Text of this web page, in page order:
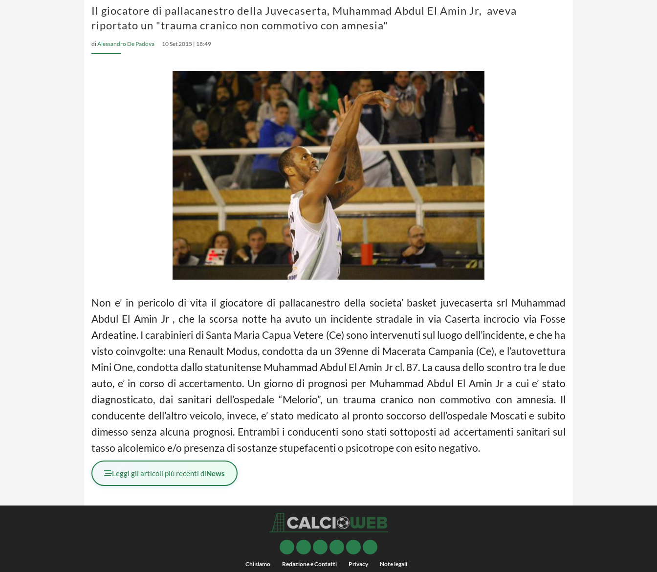
Il giocatore di pallacanestro della Juvecaserta, Muhammad Abdul El Amin Jr, aveva
riportato un "trauma cranico non commotivo con amnesia"
diAlessandro De Padova 10 Set 2015 | 18:49
Non e’ in pericolo di vita il giocatore di pallacanestro della societa’ basket juvecaserta srl Muhammad
Abdul El Amin Jr , che la scorsa notte ha avuto un incidente stradale in via Caserta incrocio via Fosse
Ardeatine. I carabinieri di Santa Maria Capua Vetere (Ce) sono intervenuti sul luogo dell’incidente, e che ha
visto coinvgolte: una Renault Modus, condotta da un 39enne di Macerata Campania (Ce), e l’autovettura
Mini One, condotta dallo statunitense Muhammad Abdul El Amin Jr cl. 87. La causa dello scontro tra le due
auto, e’ in corso di accertamento. Un giorno di prognosi per Muhammad Abdul El Amin Jr a cui e’ stato
diagnosticato, dai sanitari dell’ospedale “Melorio”, un trauma cranico non commotivo con amnesia. Il
conducente dell’altro veicolo, invece, e’ stato medicato al pronto soccorso dell’ospedale Moscati e subito
dimesso senza alcuna prognosi. Entrambi i conducenti sono stati sottoposti ad accertamenti sanitari sul
tasso alcolemico e/o presenza di sostanze stupefacenti o psicotrope con esito negativo.
Leggi gli articoli più recenti diNews
Chi siamo Redazione e Contatti Privacy Note legali